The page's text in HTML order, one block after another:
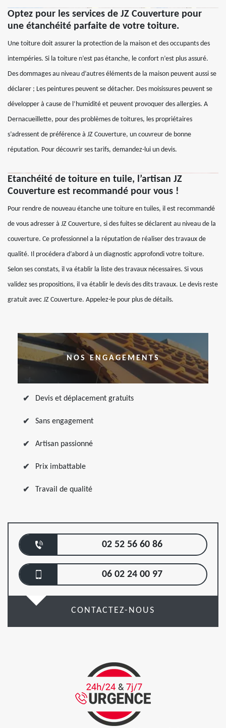
Optez pour les services de JZ Couverture pour
une étanchéité parfaite de votre toiture.
Une toiture doit assurer la protection de la maison et des occupants des
intempéries. Si la toiture n’est pas étanche, le confort n’est plus assuré.
Des dommages au niveau d’autres éléments de la maison peuvent aussi se
déclarer ; Les peintures peuvent se détacher. Des moisissures peuvent se
développer à cause de l’humidité et peuvent provoquer des allergies. A
Dernacueillette, pour des problèmes de toitures, les propriétaires
s’adressent de préférence à JZ Couverture, un couvreur de bonne
réputation. Pour découvrir ses tarifs, demandez-lui un devis.
Etanchéité de toiture en tuile, l’artisan JZ
Couverture est recommandé pour vous !
Pour rendre de nouveau étanche une toiture en tuiles, il est recommandé
de vous adresser à JZ Couverture, si des fuites se déclarent au niveau de la
couverture. Ce professionnel a la réputation de réaliser des travaux de
qualité. Il procédera d’abord à un diagnostic approfondi votre toiture.
Selon ses constats, il va établir la liste des travaux nécessaires. Si vous
validez ses propositions, il va établir le devis des dits travaux. Le devis reste
gratuit avec JZ Couverture. Appelez-le pour plus de détails.
NOS ENGAGEMENTS
Devis et déplacement gratuits
Sans engagement
Artisan passionné
Prix imbattable
Travail de qualité
02 52 56 60 86
06 02 24 00 97
CONTACTEZ-NOUS